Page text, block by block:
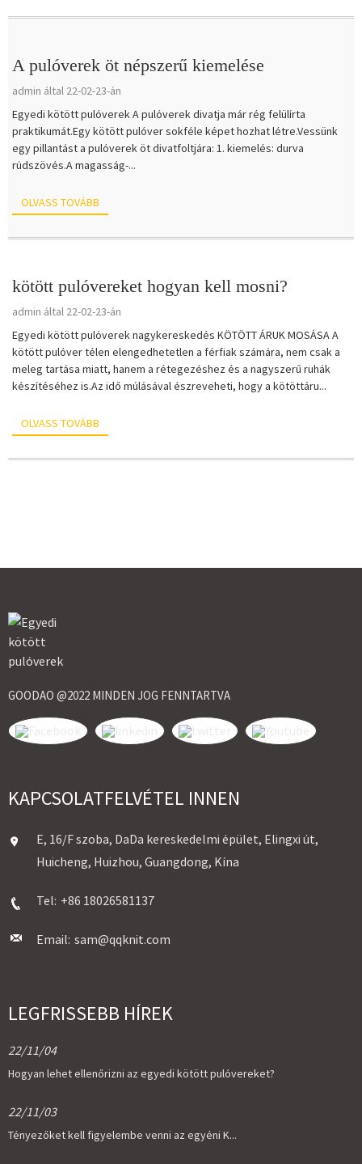
A pulóverek öt népszerű kiemelése
admin által 22-02-23-án
Egyedi kötött pulóverek A pulóverek divatja már rég felülírta
praktikumát.Egy kötött pulóver sokféle képet hozhat létre.Vessünk
egy pillantást a pulóverek öt divatfoltjára: 1. kiemelés: durva
rúdszövés.A magasság-...
OLVASS TOVÁBB
kötött pulóvereket hogyan kell mosni?
admin által 22-02-23-án
Egyedi kötött pulóverek nagykereskedés KÖTÖTT ÁRUK MOSÁSA A
kötött pulóver télen elengedhetetlen a férfiak számára, nem csak a
meleg tartása miatt, hanem a rétegezéshez és a nagyszerű ruhák
készítéséhez is.Az idő múlásával észreveheti, hogy a kötöttáru...
OLVASS TOVÁBB
GOODAO @2022 MINDEN JOG FENNTARTVA
KAPCSOLATFELVÉTEL INNEN
E, 16/F szoba, DaDa kereskedelmi épület, Elingxi út,
Huicheng, Huizhou, Guangdong, Kína
Tel: +86 18026581137
Email: sam@qqknit.com
LEGFRISSEBB HÍREK
22/11/04
Hogyan lehet ellenőrizni az egyedi kötött pulóvereket?
22/11/03
Tényezőket kell figyelembe venni az egyéni K...